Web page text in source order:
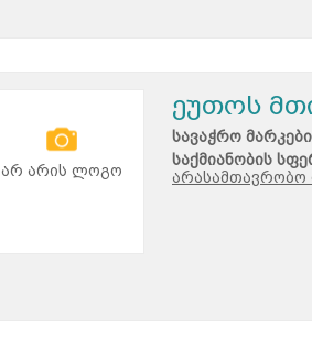
არ არის ლოგო
ეუთოს
სავაჭრო
საქმიანობის
არასამთავრობო